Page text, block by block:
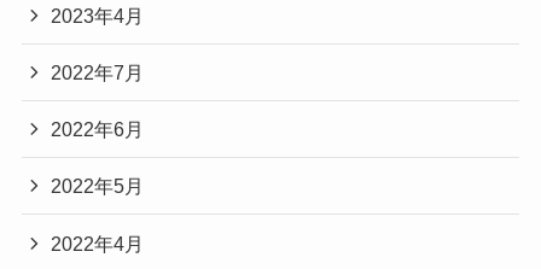
2023年4月
2022年7月
2022年6月
2022年5月
2022年4月